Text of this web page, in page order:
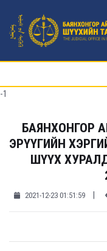
-1
БАЯНХОНГОР
ЭРҮҮГИЙН
ШҮҮХ
2021-12-23 01:51:59 |